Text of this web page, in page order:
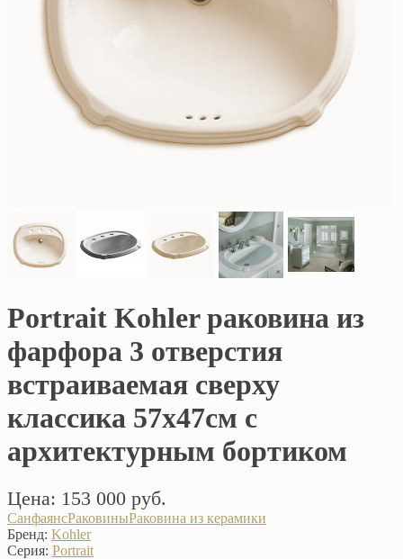
Portrait Kohler раковина из
фарфора 3 отверстия
встраиваемая сверху
классика 57х47см с
архитектурным бортиком
Цена: 153 000 руб.
СанфаянсРаковиныРаковина из керамики
Бренд: Kohler
Серия: Portrait